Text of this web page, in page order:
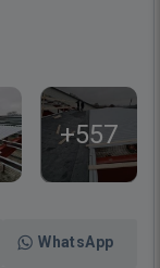
+557
WhatsApp